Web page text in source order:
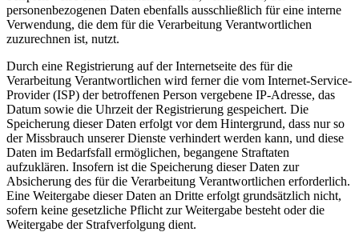
personenbezogenen Daten ebenfalls ausschließlich für eine interne
Verwendung, die dem für die Verarbeitung Verantwortlichen
zuzurechnen ist, nutzt.
Durch eine Registrierung auf der Internetseite des für die
Verarbeitung Verantwortlichen wird ferner die vom Internet-Service-
Provider (ISP) der betroffenen Person vergebene IP-Adresse, das
Datum sowie die Uhrzeit der Registrierung gespeichert. Die
Speicherung dieser Daten erfolgt vor dem Hintergrund, dass nur so
der Missbrauch unserer Dienste verhindert werden kann, und diese
Daten im Bedarfsfall ermöglichen, begangene Straftaten
aufzuklären. Insofern ist die Speicherung dieser Daten zur
Absicherung des für die Verarbeitung Verantwortlichen erforderlich.
Eine Weitergabe dieser Daten an Dritte erfolgt grundsätzlich nicht,
sofern keine gesetzliche Pflicht zur Weitergabe besteht oder die
Weitergabe der Strafverfolgung dient.